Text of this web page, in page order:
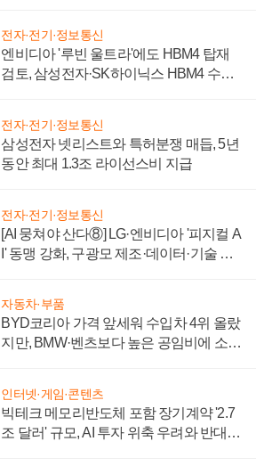
전자·전기·정보통신
엔비디아 '루빈 울트라'에도 HBM4 탑재
검토, 삼성전자·SK하이닉스 HBM4 수율
전자·전기·정보통신
삼성전자 넷리스트와 특허분쟁 매듭, 5년
동안 최대 1.3조 라이선스비 지급
전자·전기·정보통신
[AI 뭉쳐야 산다⑧] LG·엔비디아 '피지컬 A
I' 동맹 강화, 구광모 제조·데이터·기술 결
자동차·부품
BYD코리아 가격 앞세워 수입차 4위 올랐
지만, BMW·벤츠보다 높은 공임비에 소비
인터넷·게임·콘텐츠
빅테크 메모리반도체 포함 장기계약 '2.7
조 달러' 규모, AI 투자 위축 우려와 반대